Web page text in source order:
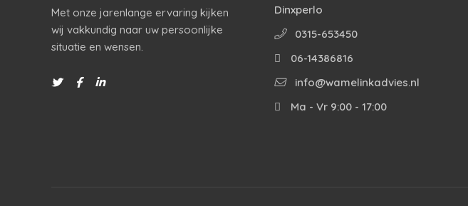
Met onze jarenlange ervaring kijken
wij vakkundig naar uw persoonlijke
situatie en wensen.
Dinxperlo
0315-653450
06-14386816
info@wamelinkadvies.nl
Ma - Vr 9:00 - 17:00